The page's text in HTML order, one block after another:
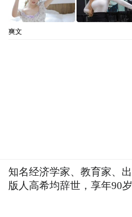
爽文
知名经济学家、教育家、出
版人高希均辞世，享年90岁